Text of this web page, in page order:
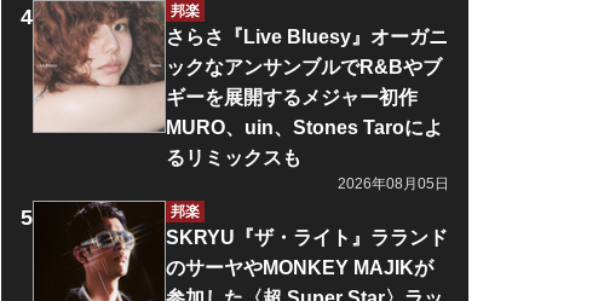
邦楽
さらさ『Live Bluesy』オーガニ
ックなアンサンブルでR&Bやブ
ギーを展開するメジャー初作
MURO、uin、Stones Taroによ
るリミックスも
2026年08月05日
邦楽
SKRYU『ザ・ライト』ラランド
のサーヤやMONKEY MAJIKが